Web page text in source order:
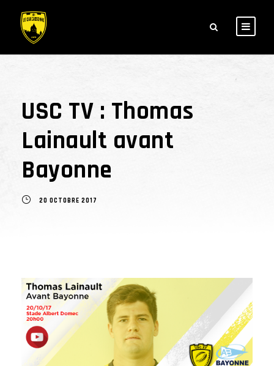
USC TV : Thomas
Lainault avant
Bayonne
20 OCTOBRE 2017